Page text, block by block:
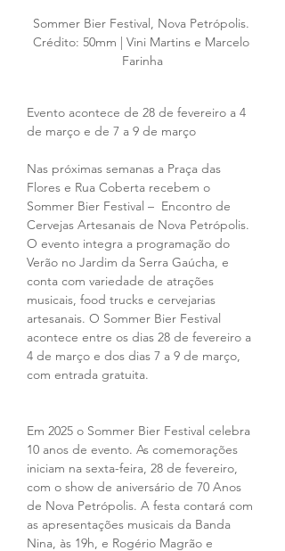
Sommer Bier Festival, Nova Petrópolis.
Crédito: 50mm | Vini Martins e Marcelo
Farinha
Evento acontece de 28 de fevereiro a 4
de março e de 7 a 9 de março
Nas próximas semanas a Praça das
Flores e Rua Coberta recebem o
Sommer Bier Festival –  Encontro de
Cervejas Artesanais de Nova Petrópolis.
O evento integra a programação do
Verão no Jardim da Serra Gaúcha, e
conta com variedade de atrações
musicais, food trucks e cervejarias
artesanais. O Sommer Bier Festival
acontece entre os dias 28 de fevereiro a
4 de março e dos dias 7 a 9 de março,
com entrada gratuita.
Em 2025 o Sommer Bier Festival celebra
10 anos de evento. As comemorações
iniciam na sexta-feira, 28 de fevereiro,
com o show de aniversário de 70 Anos
de Nova Petrópolis. A festa contará com
as apresentações musicais da Banda
Nina, às 19h, e Rogério Magrão e